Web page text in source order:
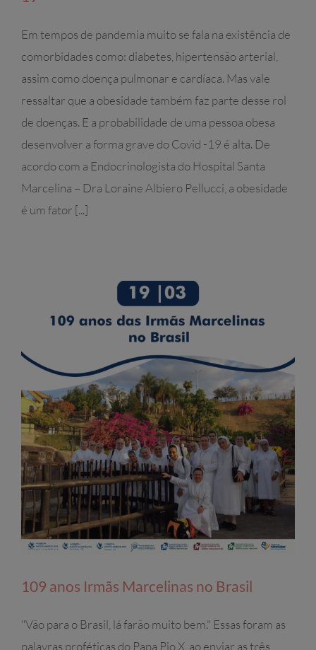
Em tempos de pandemia muito se fala na existência de
comorbidades como: diabetes, hipertensão arterial,
assim como doença pulmonar e cardíaca. Mas vale
ressaltar que a obesidade também faz parte desse rol
de doenças. E a probabilidade de uma pessoa obesa
desenvolver a forma grave do Covid -19 é alta. De
acordo com a Endocrinologista do Hospital Santa
Marcelina – Dra Loraine Albiero Pellucci, a obesidade
é um fator [...]
109 anos Irmãs Marcelinas no Brasil
"Vão para o Brasil, lá farão muito bem." Essas foram as
palavras proféticas do Papa Pio X, ao enviar as três